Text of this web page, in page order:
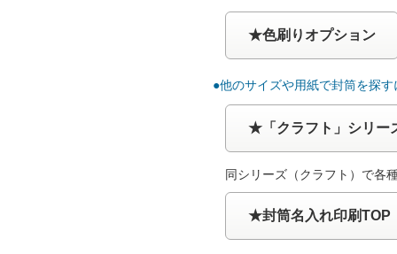
★色刷りオプション
●他のサイズや用紙で封筒を探す
★「クラフト」シリー
同シリーズ（クラフト）で各
★封筒名入れ印刷TOP